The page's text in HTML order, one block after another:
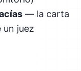
— la carta
un juez